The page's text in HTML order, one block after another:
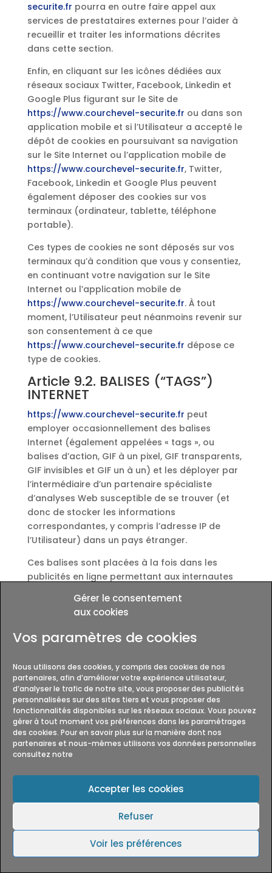
Gérer le consentement
aux cookies
Vos paramètres de cookies
Nous utilisons des cookies, y compris des cookies de nos
partenaires, afin d’améliorer votre expérience utilisateur,
d’analyser le trafic de notre site, vous proposer des publicités
personnalisées sur des sites tiers et vous proposer des
fonctionnalités disponibles sur les réseaux sociaux. Vous pouvez
gérer à tout moment vos préférences dans les paramétrages
des cookies. Pour en savoir plus sur la manière dont nos
partenaires et nous-mêmes utilisons vos données personnelles
consultez notre
Accepter les cookies
Refuser
Voir les préférences
securite.fr pourra en outre faire appel aux
services de prestataires externes pour l’aider à
recueillir et traiter les informations décrites
dans cette section.
Enfin, en cliquant sur les icônes dédiées aux
réseaux sociaux Twitter, Facebook, Linkedin et
Google Plus figurant sur le Site de
https://www.courchevel-securite.fr ou dans son
application mobile et si l’Utilisateur a accepté le
dépôt de cookies en poursuivant sa navigation
sur le Site Internet ou l’application mobile de
https://www.courchevel-securite.fr, Twitter,
Facebook, Linkedin et Google Plus peuvent
également déposer des cookies sur vos
terminaux (ordinateur, tablette, téléphone
portable).
Ces types de cookies ne sont déposés sur vos
terminaux qu’à condition que vous y consentiez,
en continuant votre navigation sur le Site
Internet ou l’application mobile de
https://www.courchevel-securite.fr. À tout
moment, l’Utilisateur peut néanmoins revenir sur
son consentement à ce que
https://www.courchevel-securite.fr dépose ce
type de cookies.
Article 9.2. BALISES (“TAGS”)
INTERNET
https://www.courchevel-securite.fr peut
employer occasionnellement des balises
Internet (également appelées « tags », ou
balises d’action, GIF à un pixel, GIF transparents,
GIF invisibles et GIF un à un) et les déployer par
l’intermédiaire d’un partenaire spécialiste
d’analyses Web susceptible de se trouver (et
donc de stocker les informations
correspondantes, y compris l’adresse IP de
l’Utilisateur) dans un pays étranger.
Ces balises sont placées à la fois dans les
publicités en ligne permettant aux internautes
d’accéder au Site, et sur les différentes pages
de celui-ci.
https://www.courchevel-securite.frd’évaluer les
de ses actions (par exemple, le nombre de fois
où une page est ouverte et les informations
consultées), ainsi que l’utilisation de ce Site par
l’Utilisateur.
Le prestataire externe pourra éventuellement
recueillir des informations sur les visiteurs du
balises, constituer des rapports sur l’activité du
Site à l’attention dehttps://www.courchevel-
securite.fr, et fournir d’autres services relatifs à
l’utilisation de celui-ci et d’Internet.
10. Droit applicable et